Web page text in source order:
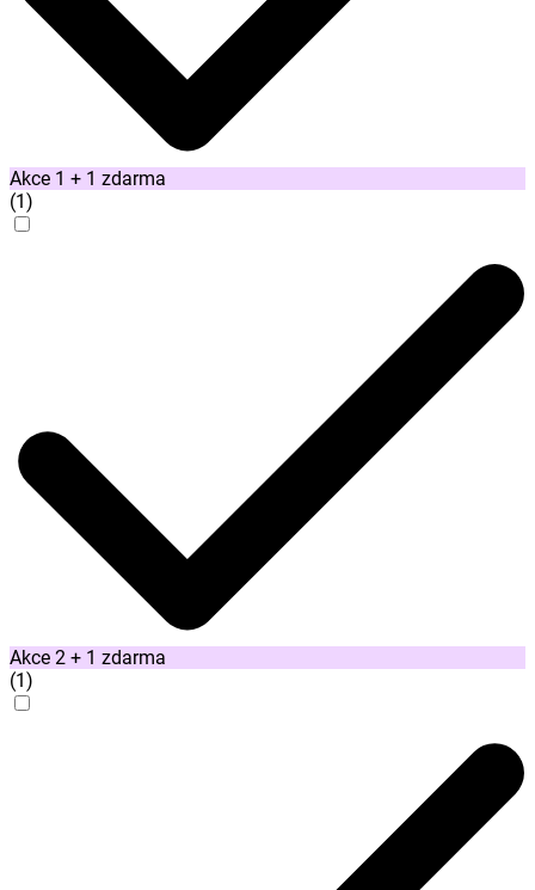
Akce 1 + 1 zdarma
(1)
Akce 2 + 1 zdarma
(1 )